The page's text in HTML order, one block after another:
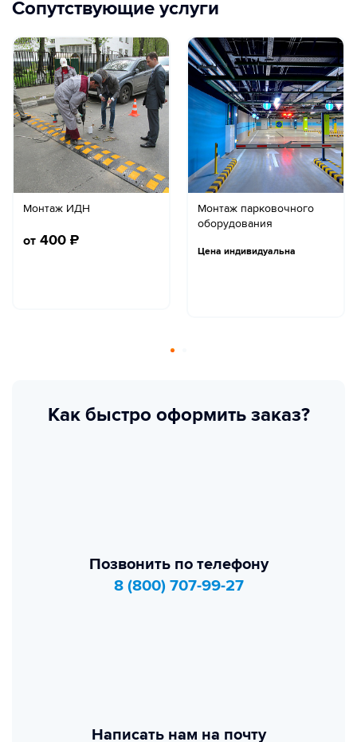
Сопутствующие услуги
Монтаж ИДН
от 400 ₽
Монтаж парковочного
оборудования
Цена индивидуальна
Как быстро оформить заказ?
Позвонить по телефону
8 (800) 707-99-27
Написать нам на почту